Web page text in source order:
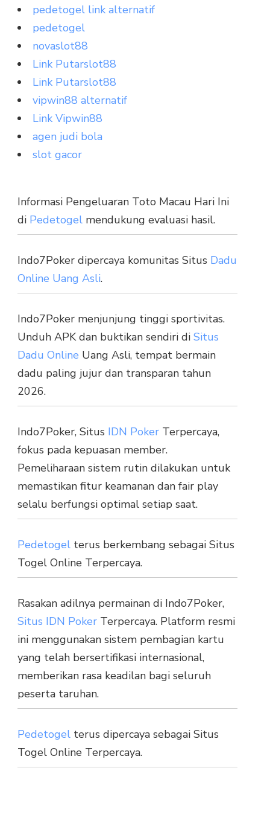
pedetogel link alternatif
pedetogel
novaslot88
Link Putarslot88
Link Putarslot88
vipwin88 alternatif
Link Vipwin88
agen judi bola
slot gacor
Informasi Pengeluaran Toto Macau Hari Ini
di Pedetogel mendukung evaluasi hasil.
Indo7Poker dipercaya komunitas Situs Dadu
Online Uang Asli.
Indo7Poker menjunjung tinggi sportivitas.
Unduh APK dan buktikan sendiri di Situs
Dadu Online Uang Asli, tempat bermain
dadu paling jujur dan transparan tahun
2026.
Indo7Poker, Situs IDN Poker Terpercaya,
fokus pada kepuasan member.
Pemeliharaan sistem rutin dilakukan untuk
memastikan fitur keamanan dan fair play
selalu berfungsi optimal setiap saat.
Pedetogel terus berkembang sebagai Situs
Togel Online Terpercaya.
Rasakan adilnya permainan di Indo7Poker,
Situs IDN Poker Terpercaya. Platform resmi
ini menggunakan sistem pembagian kartu
yang telah bersertifikasi internasional,
memberikan rasa keadilan bagi seluruh
peserta taruhan.
Pedetogel terus dipercaya sebagai Situs
Togel Online Terpercaya.